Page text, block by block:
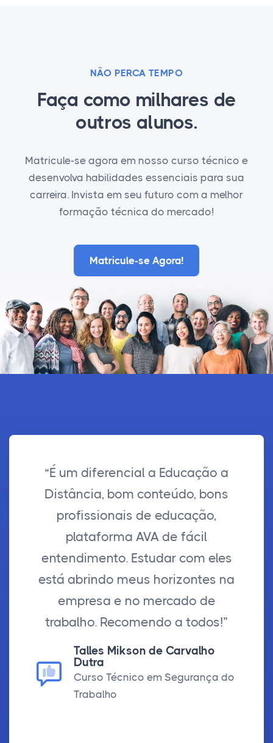
NÃO PERCA TEMPO
Faça como milhares de
outros alunos.
Matricule-se agora em nosso curso técnico e
desenvolva habilidades essenciais para sua
carreira. Invista em seu futuro com a melhor
formação técnica do mercado!
Matricule-se Agora!
“É um diferencial a Educação a
Distância, bom conteúdo, bons
profissionais de educação,
plataforma AVA de fácil
entendimento. Estudar com eles
está abrindo meus horizontes na
empresa e no mercado de
trabalho. Recomendo a todos!”
Talles Mikson de Carvalho
Dutra
Curso Técnico em Segurança do
Trabalho